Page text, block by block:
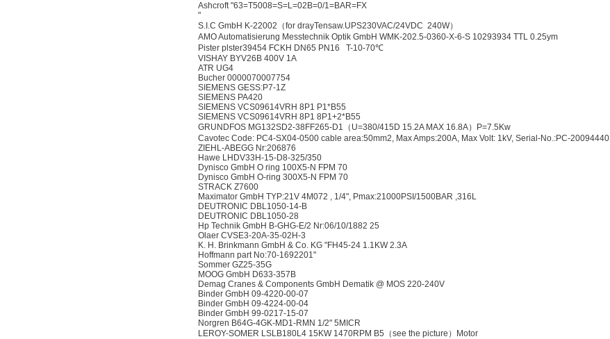
Ashcroft "63=T5008=S=L=02B=0/1=BAR=FX
"
S.I.C GmbH K-22002（for drayTensaw.UPS230VAC/24VDC 240W）
AMO Automatisierung Messtechnik Optik GmbH WMK-202.5-0360-X-6-S 10293934 TTL 0.25ym
Pister plster39454 FCKH DN65 PN16 T-10-70℃
VISHAY BYV26B 400V 1A
ATR UG4
Bucher 0000070007754
SIEMENS GESS:P7-1Z
SIEMENS PA420
SIEMENS VCS09614VRH 8P1 P1*B55
SIEMENS VCS09614VRH 8P1 8P1+2*B55
GRUNDFOS MG132SD2-38FF265-D1（U=380/415D 15.2A MAX 16.8A）P=7.5Kw
Cavotec Code: PC4-SX04-0500 cable area:50mm2, Max Amps:200A, Max Volt: 1kV, Serial-No.:PC-20094440
ZIEHL-ABEGG Nr:206876
Hawe LHDV33H-15-D8-325/350
Dynisco GmbH O ring 100X5-N FPM 70
Dynisco GmbH O-ring 300X5-N FPM 70
STRACK Z7600
Maximator GmbH TYP:21V 4M072 , 1/4", Pmax:21000PSI/1500BAR ,316L
DEUTRONIC DBL1050-14-B
DEUTRONIC DBL1050-28
Hp Technik GmbH B-GHG-E/2 Nr:06/10/1882 25
Olaer CVSE3-20A-35-02H-3
K. H. Brinkmann GmbH & Co. KG "FH45-24 1.1KW 2.3A
Hoffmann part No:70-1692201"
Sommer GZ25-35G
MOOG GmbH D633-357B
Demag Cranes & Components GmbH Dematik @ MOS 220-240V
Binder GmbH 09-4220-00-07
Binder GmbH 09-4224-00-04
Binder GmbH 99-0217-15-07
Norgren B64G-4GK-MD1-RMN 1/2" 5MICR
LEROY-SOMER LSLB180L4 15KW 1470RPM B5（see the picture）Motor